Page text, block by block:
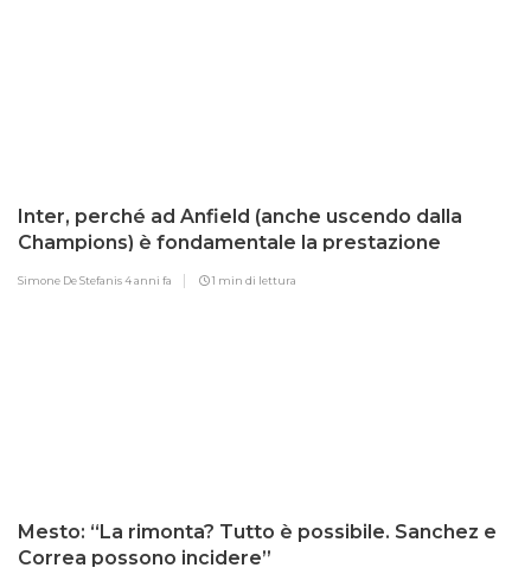
Inter, perché ad Anfield (anche uscendo dalla
Champions) è fondamentale la prestazione
Simone De Stefanis4 anni fa 1 min di lettura
Mesto: “La rimonta? Tutto è possibile. Sanchez e
Correa possono incidere”